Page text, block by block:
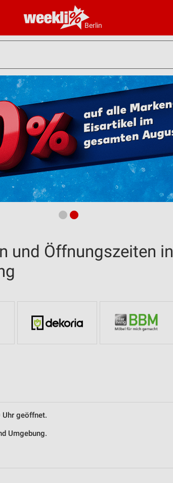
Berlin
und Öffnungszeiten in
Uhr geöffnet.
Umgebung.